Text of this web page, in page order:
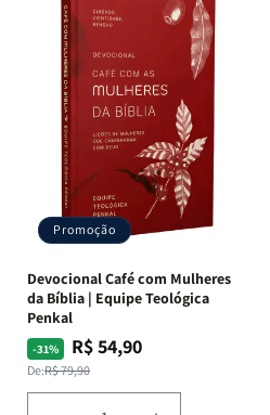
Promoção
Devocional Café com Mulheres
da Bíblia | Equipe Teológica
Penkal
-31%
Preço
normal
De:R$ 79,90
Preço
promocional
R$ 54,90